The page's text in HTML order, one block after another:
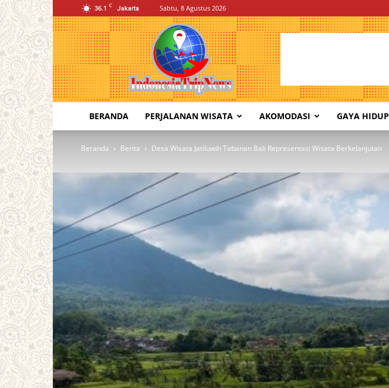
36.1 C Jakarta Sabtu, 8 Agustus 2026
Indonesia
Trip
News
BERANDA PERJALANAN WISATA AKOMODASI GAYA HIDUP
Beranda Berita Desa Wisata Jatiluwih Tabanan Bali Representasi Wisata Berkelanjutan